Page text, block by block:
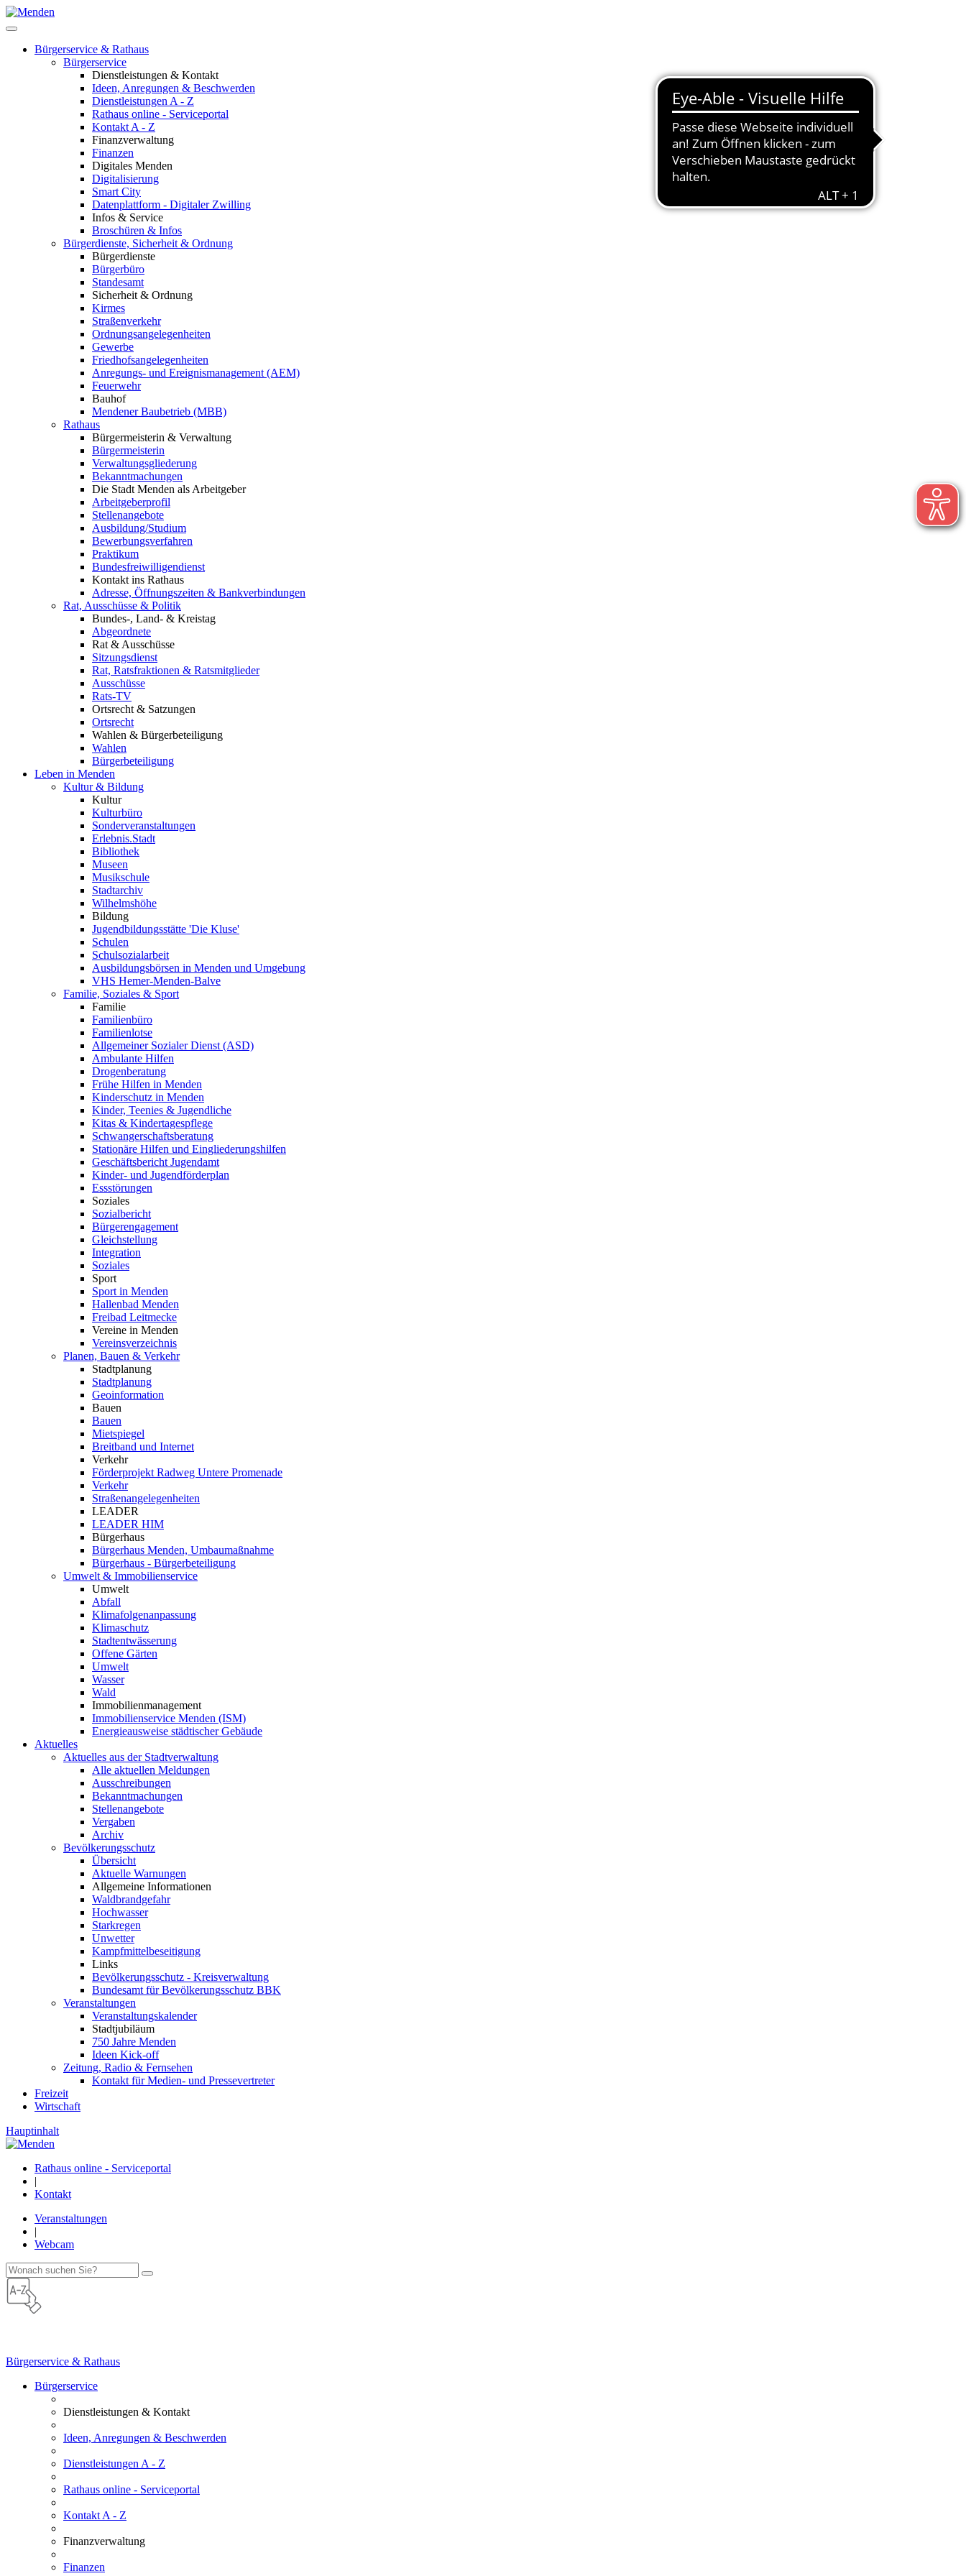
Bürgerservice & Rathaus
Bürgerservice
Dienstleistungen & Kontakt
Ideen, Anregungen & Beschwerden
Dienstleistungen A - Z
Rathaus online - Serviceportal
Kontakt A - Z
Finanzverwaltung
Finanzen
Digitales Menden
Digitalisierung
Smart City
Datenplattform - Digitaler Zwilling
Infos & Service
Broschüren & Infos
Bürgerdienste, Sicherheit & Ordnung
Bürgerdienste
Bürgerbüro
Standesamt
Sicherheit & Ordnung
Kirmes
Straßenverkehr
Ordnungsangelegenheiten
Gewerbe
Friedhofsangelegenheiten
Anregungs- und Ereignismanagement (AEM)
Feuerwehr
Bauhof
Mendener Baubetrieb (MBB)
Rathaus
Bürgermeisterin & Verwaltung
Bürgermeisterin
Verwaltungsgliederung
Bekanntmachungen
Die Stadt Menden als Arbeitgeber
Arbeitgeberprofil
Stellenangebote
Ausbildung/Studium
Bewerbungsverfahren
Praktikum
Bundesfreiwilligendienst
Kontakt ins Rathaus
Adresse, Öffnungszeiten & Bankverbindungen
Rat, Ausschüsse & Politik
Bundes-, Land- & Kreistag
Abgeordnete
Rat & Ausschüsse
Sitzungsdienst
Rat, Ratsfraktionen & Ratsmitglieder
Ausschüsse
Rats-TV
Ortsrecht & Satzungen
Ortsrecht
Wahlen & Bürgerbeteiligung
Wahlen
Bürgerbeteiligung
Leben in Menden
Kultur & Bildung
Kultur
Kulturbüro
Sonderveranstaltungen
Erlebnis.Stadt
Bibliothek
Museen
Musikschule
Stadtarchiv
Wilhelmshöhe
Bildung
Jugendbildungsstätte 'Die Kluse'
Schulen
Schulsozialarbeit
Ausbildungsbörsen in Menden und Umgebung
VHS Hemer-Menden-Balve
Familie, Soziales & Sport
Familie
Familienbüro
Familienlotse
Allgemeiner Sozialer Dienst (ASD)
Ambulante Hilfen
Drogenberatung
Frühe Hilfen in Menden
Kinderschutz in Menden
Kinder, Teenies & Jugendliche
Kitas & Kindertagespflege
Schwangerschaftsberatung
Stationäre Hilfen und Eingliederungshilfen
Geschäftsbericht Jugendamt
Kinder- und Jugendförderplan
Essstörungen
Soziales
Sozialbericht
Bürgerengagement
Gleichstellung
Integration
Soziales
Sport
Sport in Menden
Hallenbad Menden
Freibad Leitmecke
Vereine in Menden
Vereinsverzeichnis
Planen, Bauen & Verkehr
Stadtplanung
Stadtplanung
Geoinformation
Bauen
Bauen
Mietspiegel
Breitband und Internet
Verkehr
Förderprojekt Radweg Untere Promenade
Verkehr
Straßenangelegenheiten
LEADER
LEADER HIM
Bürgerhaus
Bürgerhaus Menden, Umbaumaßnahme
Bürgerhaus - Bürgerbeteiligung
Umwelt & Immobilienservice
Umwelt
Abfall
Klimafolgenanpassung
Klimaschutz
Stadtentwässerung
Offene Gärten
Umwelt
Wasser
Wald
Immobilienmanagement
Immobilienservice Menden (ISM)
Energieausweise städtischer Gebäude
Aktuelles
Aktuelles aus der Stadtverwaltung
Alle aktuellen Meldungen
Ausschreibungen
Bekanntmachungen
Stellenangebote
Vergaben
Archiv
Bevölkerungsschutz
Übersicht
Aktuelle Warnungen
Allgemeine Informationen
Waldbrandgefahr
Hochwasser
Starkregen
Unwetter
Kampfmittelbeseitigung
Links
Bevölkerungsschutz - Kreisverwaltung
Bundesamt für Bevölkerungsschutz BBK
Veranstaltungen
Veranstaltungskalender
Stadtjubiläum
750 Jahre Menden
Ideen Kick-off
Zeitung, Radio & Fernsehen
Kontakt für Medien- und Pressevertreter
Freizeit
Wirtschaft
Hauptinhalt
Rathaus online - Serviceportal
|
Kontakt
Veranstaltungen
|
Webcam
Bürgerservice & Rathaus
Bürgerservice
Dienstleistungen & Kontakt
Ideen, Anregungen & Beschwerden
Dienstleistungen A - Z
Rathaus online - Serviceportal
Kontakt A - Z
Finanzverwaltung
Finanzen